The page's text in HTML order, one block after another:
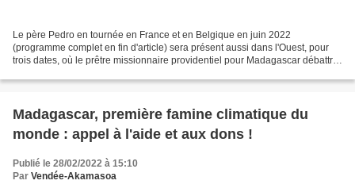
Le père Pedro en tournée en France et en Belgique en juin 2022
(programme complet en fin d'article) sera présent aussi dans l'Ouest, pour
trois dates, où le prêtre missionnaire providentiel pour Madagascar débattra
Madagascar, première famine climatique du
monde : appel à l'aide et aux dons !
Publié le 28/02/2022 à 15:10
Par Vendée-Akamasoa